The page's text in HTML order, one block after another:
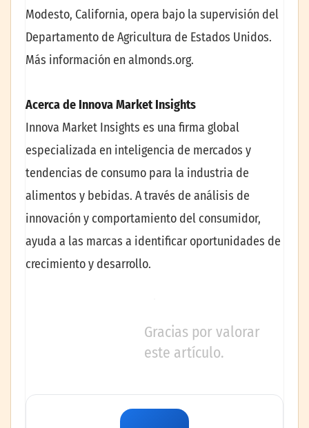
Modesto, California, opera bajo la supervisión del
Departamento de Agricultura de Estados Unidos.
Más información en almonds.org.
Acerca de Innova Market Insights
Innova Market Insights es una firma global
especializada en inteligencia de mercados y
tendencias de consumo para la industria de
alimentos y bebidas. A través de análisis de
innovación y comportamiento del consumidor,
ayuda a las marcas a identificar oportunidades de
crecimiento y desarrollo.
Gracias por valorar
este artículo.